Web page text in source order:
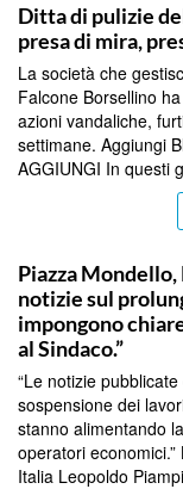
Ditta di pulizie
presa di mira,
La società che
Falcone Borsellino
azioni vandaliche,
settimane. Aggiungi
AGGIUNGI In questi
Piazza Mondello,
notizie sul
impongono
al Sindaco.”
“Le notizie
sospensione dei
stanno alimentando
operatori
Italia Leopoldo